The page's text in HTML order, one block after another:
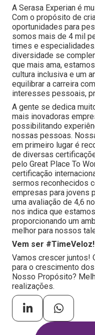
A Serasa Experian é
Com o propósito de
oportunidades para
somos mais de 4 mil
times e
diversidade se
que mais ama,
cultura inclusiva e um
equilibrar a carreira
interesses pessoais,
A gente se dedica
mais inovadoras
possibilitando
nossas pessoas.
em primeiro lugar é
de diversas
pelo Great Place To
certificação
sermos reconhecidos
empresas para jovens
uma avaliação de 4,6
nos indica que
proporcionando um
melhor para nossos
Vem ser #TimeVeloz!
Vamos crescer juntos!
para o crescimento
Nosso Propósito?
realizações.